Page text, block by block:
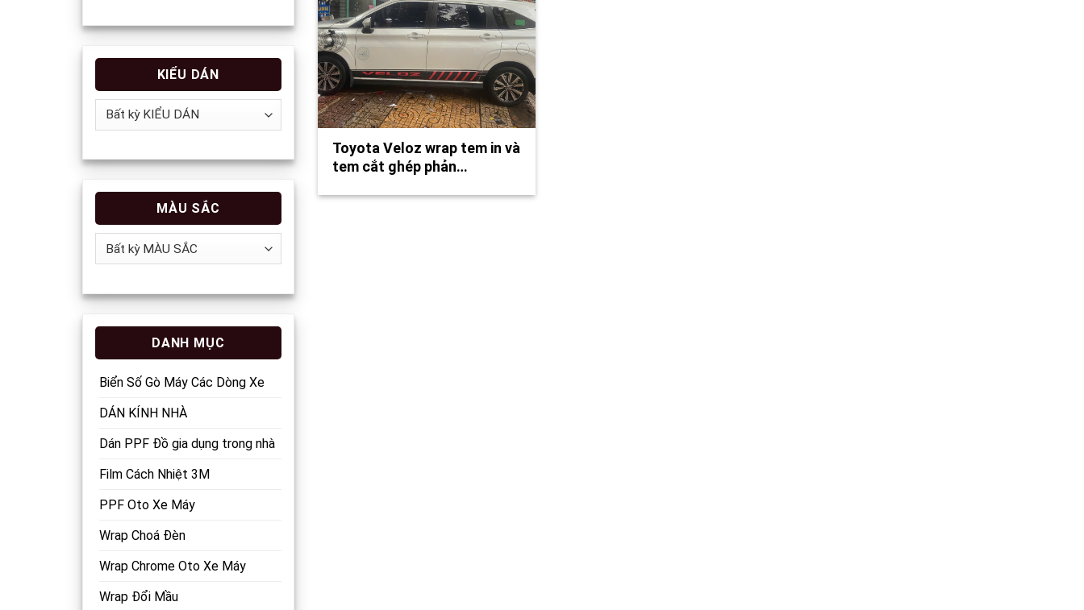
KIỂU DÁN
MÀU SẮC
DANH MỤC
Biển Số Gò Máy Các Dòng Xe
DÁN KÍNH NHÀ
Dán PPF Đồ gia dụng trong nhà
Film Cách Nhiệt 3M
PPF Oto Xe Máy
Wrap Choá Đèn
Wrap Chrome Oto Xe Máy
Wrap Đổi Mầu
Toyota Veloz wrap tem in và
tem cắt ghép phản…